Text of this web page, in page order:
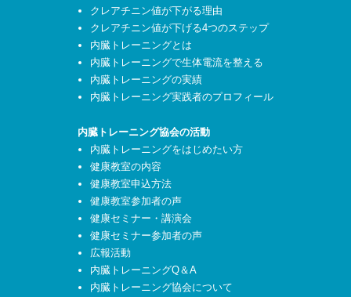
クレアチニン値が下がる理由
クレアチニン値が下げる4つのステップ
内臓トレーニングとは
内臓トレーニングで生体電流を整える
内臓トレーニングの実績
内臓トレーニング実践者のプロフィール
内臓トレーニング協会の活動
内臓トレーニングをはじめたい方
健康教室の内容
健康教室申込方法
健康教室参加者の声
健康セミナー・講演会
健康セミナー参加者の声
広報活動
内臓トレーニングQ＆A
内臓トレーニング協会について